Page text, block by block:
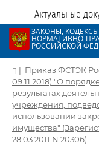
Актуальные
ЗАКОНЫ,
НОРМАТИВНО-
РОССИЙСКОЙ
| Приказ ФСТЭК
09.11.2018) "О
результатах
учреждения,
использовании
имущества"
28.03.2011 N 20306)